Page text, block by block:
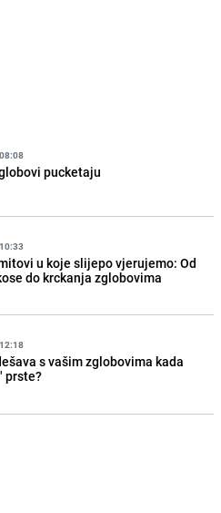
pucketaju
u koje slijepo vjerujemo: Od
do krckanja zglobovima
s vašim zglobovima kada
prste?